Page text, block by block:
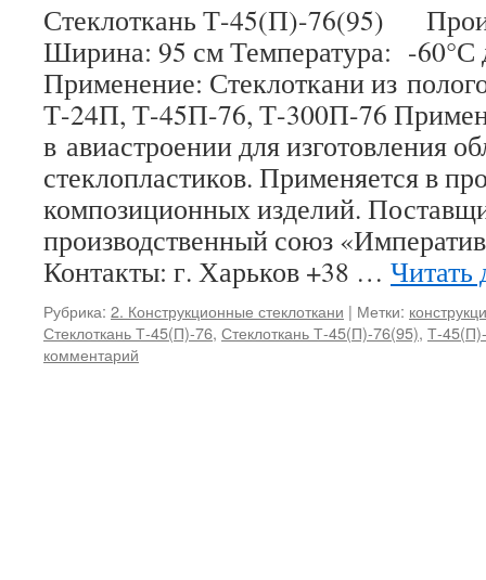
Стеклоткань Т-45(П)-76(95)
Ширина: 95 см Температура: -
Применение: Стеклоткани из
Т-24П, Т-45П-76, Т-300П-76
в авиастроении для изготовления
стеклопластиков. Применяется в
композиционных изделий.
производственный союз
Контакты: г. Харьков +38 … Читать
Рубрика: 2. Конструкционные стеклоткани | Метки:
Стеклоткань Т-45(П)-76, Стеклоткань Т-45(П)-76(95), Т-
комментарий